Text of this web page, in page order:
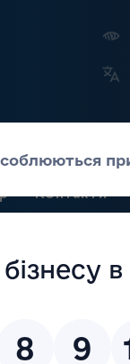
Контакти
Державні